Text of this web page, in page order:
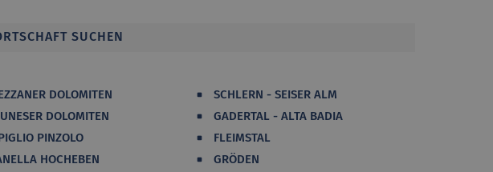
DOLOMITEN
DOLOMITEN
PINZOLO
HOCHEBEN
SCHLERN - SEISER ALM
GADERTAL - ALTA BADIA
FLEIMSTAL
GRÖDEN